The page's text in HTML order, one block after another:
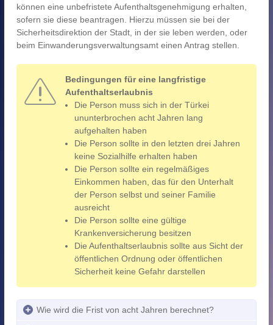
können eine unbefristete Aufenthaltsgenehmigung erhalten,
sofern sie diese beantragen. Hierzu müssen sie bei der
Sicherheitsdirektion der Stadt, in der sie leben werden, oder
beim Einwanderungsverwaltungsamt einen Antrag stellen.
Bedingungen für eine langfristige
Aufenthaltserlaubnis
Die Person muss sich in der Türkei
ununterbrochen acht Jahren lang
aufgehalten haben
Die Person sollte in den letzten drei Jahren
keine Sozialhilfe erhalten haben
Die Person sollte ein regelmäßiges
Einkommen haben, das für den Unterhalt
der Person selbst und seiner Familie
ausreicht
Die Person sollte eine gültige
Krankenversicherung besitzen
Die Aufenthaltserlaubnis sollte aus Sicht der
öffentlichen Ordnung oder öffentlichen
Sicherheit keine Gefahr darstellen
Wie wird die Frist von acht Jahren berechnet?